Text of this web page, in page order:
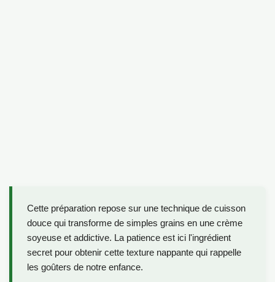
Cette préparation repose sur une technique de cuisson
douce qui transforme de simples grains en une crème
soyeuse et addictive. La patience est ici l'ingrédient
secret pour obtenir cette texture nappante qui rappelle
les goûters de notre enfance.